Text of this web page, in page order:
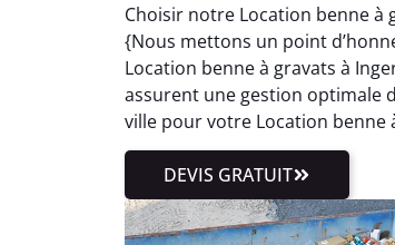
Choisir notre Location benne à
{Nous mettons un point
Location benne à gravats à
assurent une gestion optimale
ville pour votre Location benne
DEVIS GRATUIT